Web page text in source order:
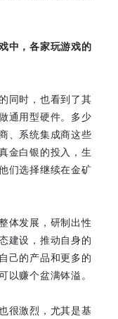
中，各家玩游戏的
同时，也看到了其
通用型硬件。多少
、系统集成商这些
金白银的投入，生
们选择继续在金矿
体发展，研制出性
建设，推动自身的
己的产品和更多的
以赚个盆满钵溢。
很激烈，尤其是基